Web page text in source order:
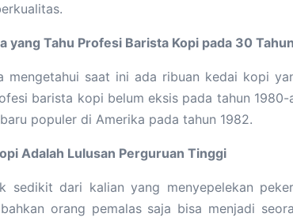
yang Tahu Profesi Barista Kopi pada 30
mengetahui saat ini ada ribuan kedai kopi
barista kopi belum eksis pada tahun
populer di Amerika pada tahun 1982.
Adalah Lulusan Perguruan Tinggi
sedikit dari kalian yang menyepelekan
orang pemalas saja bisa menjadi